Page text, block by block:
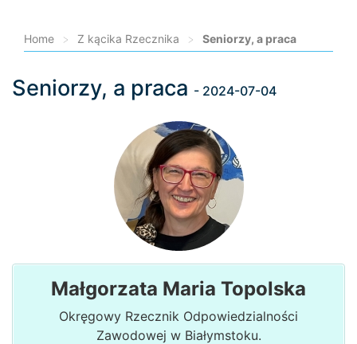
Home > Z kącika Rzecznika > Seniorzy, a praca
Loading...
Seniorzy, a praca - 2024-07-04
Małgorzata Maria Topolska
Okręgowy Rzecznik Odpowiedzialności
Zawodowej w Białymstoku.